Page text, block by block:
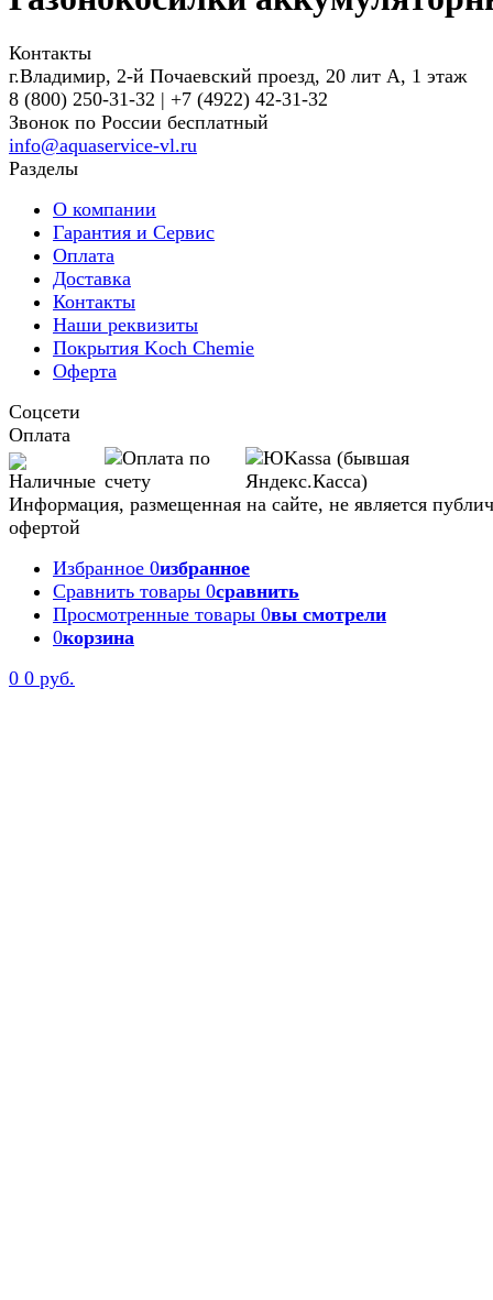
Контакты
г.Владимир, 2-й Почаевский проезд, 20 лит А, 1 этаж
8 (800) 250-31-32 | +7 (4922) 42-31-32
Звонок по России бесплатный
info@aquaservice-vl.ru
Разделы
О компании
Гарантия и Сервис
Оплата
Доставка
Контакты
Наши реквизиты
Покрытия Koch Chemie
Оферта
Соцсети
Оплата
Информация, размещенная на сайте, не является
офертой
Избранное 0избранное
Сравнить товары 0сравнить
Просмотренные товары 0вы смотрели
0корзина
0 0 руб.